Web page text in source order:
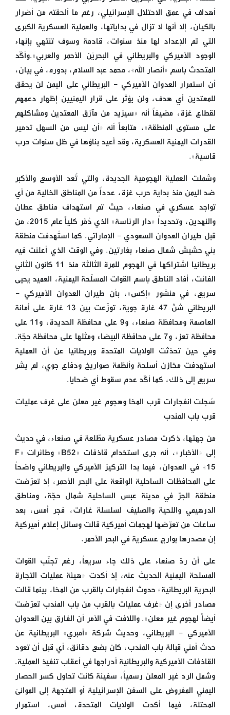
أهداف في عمق الاحتلال الإسرائيلي، رغم ما ألحقته من أضرار
بالكيان، إلا أنها لا تزال في بداياتها، والعملية العسكرية الكبرى
التي تم الإعداد لها منذ سنوات، قادمة وسوف تنتهي بإنهاء
الوجود الأميركي والبريطاني في البحريْن الأحمر والعربي».وأكّد
المتحدث باسم «أنصار الله»، محمد عبد السلام، بدوره، في بيان،
أن استمرار العدوان الأميركي - البريطاني على اليمن لن يحقق
للمعتدين أي هدف، ولن يؤثر على قرار اليمنيين إظهار دعمهم
لقطاع غزة، مضيفاً أنه «سيزيد من مآزق المعتدين ومشاكلهم
على مستوى المنطقة»، متابعاً أنه «أن ليس من السهل تدمير
القدرات اليمنية العسكرية، وقد أعيد بناؤها في ظل سنوات حرب
قاسية».
وشملت العملية الهجومية الجديدة، والتي تُعد الأوسع والأكبر
ضد اليمن منذ بداية حرب غزة، عدداً من المناطق الخالية من أي
تواجد عسكري في صنعاء، حيث تم استهداف مناطق عطان
والنهدين، وتحديداً «دار الرئاسة» الذي دُمّر كلياً عام 2015، من
قبل طيران العدوان السعودي - الإماراتي. كما استُهدفت منطقة
بني حشيش شمال صنعاء بغارتين. وفي الوقت الذي أعلنت فيه
بريطانيا اشتراكها في الهجوم للمرة الثالثة منذ 11 كانون الثاني
الفائت، أفاد الناطق باسم القوات المسلّحة اليمنية، العميد يحيى
سريع، في منشور «إكس»، بأن طيران العدوان الأميركي -
البريطاني شنّ 47 غارة جوية، توزّعت بين 13 غارة على أمانة
العاصمة ومحافظة صنعاء، و9 على محافظة الحديدة، و11 على
محافظة تعز، و7 على محافظة البيضاء ومثلها على محافظة حجّة.
وفي حين تحدّثت الولايات المتحدة وبريطانيا عن أن العملية
استهدفت مخازن أسلحة وأنظمة صواريخ ودفاع جوي، لم يشر
سريع إلى ذلك، كما أكّد عدم سقوط أي ضحايا.
سُجلت انفجارات قرب المخا وهجوم غير معلن على غرف عمليات
قرب باب المندب
من جهتها، ذكرت مصادر عسكرية مطّلعة في صنعاء، في حديث
إلى «الأخبار»، أنه جرى استخدام قاذفات «B52» وطائرات «F
15» في العدوان، فيما بدا التركيز الأميركي والبريطاني واضحاً
على المحافظات الساحلية الواقعة على البحر الأحمر، إذ تعرّضت
منطقة الجرّ في مدينة عبس الساحلية شمال حجّة، ومناطق
الدرهيمي واللحية والصليف لسلسلة غارات، فجر أمس، بعد
ساعات من تعرّضها لهجمات أميركية قالت وسائل إعلام أميركية
إن مصدرها بوارج عسكرية في البحر الأحمر.
على أن ردّ صنعاء على ذلك جاء سريعاً، رغم تجنّب القوات
المسلحة اليمنية الحديث عنه، إذ أكدت «هيئة عمليات التجارة
البحرية البريطانية» حدوث انفجارات بالقرب من المخا، بينما قالت
مصادر أخرى إن «غرف عمليات بالقرب من باب المندب تعرّضت
أيضاً لهجوم غير معلن». واللافت في الأمر أن الفارق بين العدوان
الأميركي - البريطاني، وحديث شركة «أمبري» البريطانية عن
حدث أمني قبالة باب المندب، كان بضع دقائق، أي قبل أن تعود
القاذفات الأميركية والبريطانية أدراجها في أعقاب تنفيذ العملية.
وشمل الرد غير المعلن رسمياً، سفينة كانت تحاول كسر الحصار
اليمني المفروض على السفن الإسرائيلية أو المتجهة إلى الموانئ
المحتلة، فيما أكدت الولايات المتحدة، أمس، استمرار